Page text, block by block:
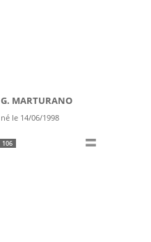
G. MARTURANO
né le 14/06/1998
106